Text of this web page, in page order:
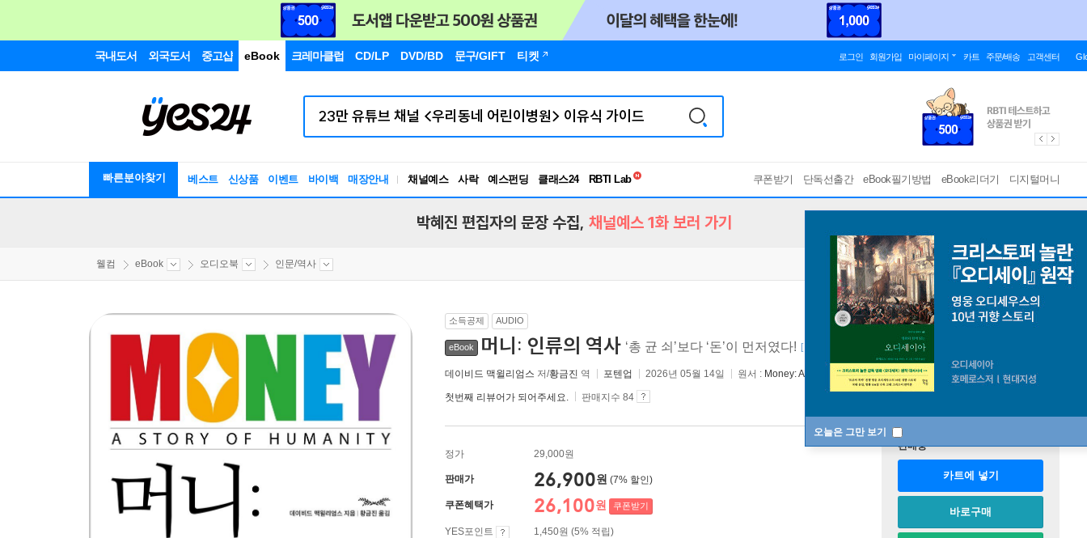
국내도서 외국도서 중고샵 eBook 크레마클럽 CD/LP DVD/BD 문구/GIFT 티켓 로그인 회원가입 마이페이지 카트 주문/배송 고객센터
빠른분야찾기 베스트 신상품 이벤트 바이백 매장안내 채널예스 사락 예스펀딩 클래스24
독서유형검사
쿠폰받기 단독선출간 eBook필기방법 eBook리더기 디지털머니
오늘은 그만 보기
박혜진 편집자의 문장 수집, 채널예스 1화 보러 가기
웰컴 eBook 오디오북 인문/역사
소득공제 AUDIO
eBook 머니: 인류의 역사 ‘총 균 쇠’보다 ‘돈’이 먼저였다! [ mp3 ]
데이비드 맥윌리엄스 저/황금진 역 포텐업 2026년 05월 14일 원서 : Money: A Story of Humanity
첫번째 리뷰어가 되어주세요. 판매지수 84
정가 29,000원
판매가 26,900원 (7% 할인)
쿠폰혜택가 26,100원 쿠폰받기
YES포인트
1,450원 (5% 적립)
판매중
카트에 넣기
바로구매